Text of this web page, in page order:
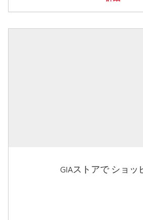
GIAストアで ショッ